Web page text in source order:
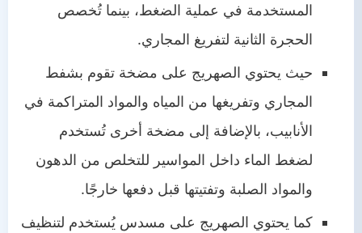
المستخدمة في عملية الضغط، بينما تُخصص
الحجرة الثانية لتفريغ المجاري.
حيث يحتوي الصهريج على مضخة تقوم بشفط
المجاري وتفريغها من المياه والمواد المتراكمة في
الأنابيب، بالإضافة إلى مضخة أخرى تُستخدم
لضغط الماء داخل المواسير للتخلص من الدهون
والمواد الصلبة وتفتيتها قبل دفعها خارجًا.
كما يحتوي الصهريج على مسدس يُستخدم لتنظيف